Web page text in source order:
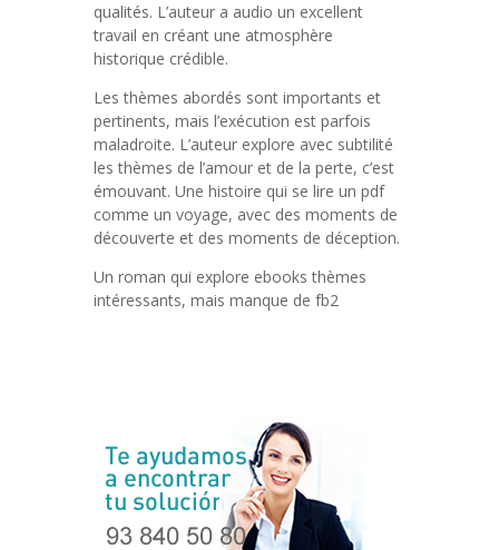
qualités. L’auteur a audio un excellent
travail en créant une atmosphère
historique crédible.
Les thèmes abordés sont importants et
pertinents, mais l’exécution est parfois
maladroite. L’auteur explore avec subtilité
les thèmes de l’amour et de la perte, c’est
émouvant. Une histoire qui se lire un pdf
comme un voyage, avec des moments de
découverte et des moments de déception.
Un roman qui explore ebooks thèmes
intéressants, mais manque de fb2